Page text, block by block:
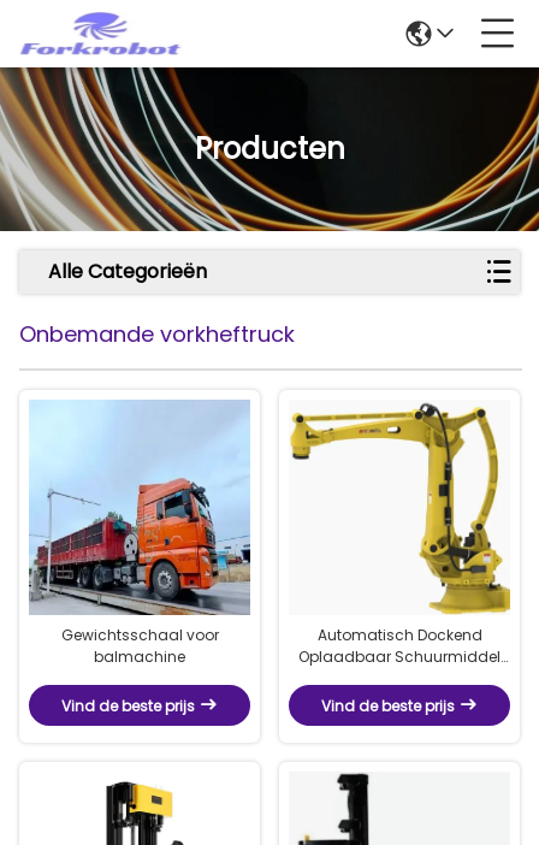
Producten
Alle Categorieën
Onbemande vorkheftruck
Gewichtsschaal voor
balmachine
Vind de beste prijs
Automatisch Dockend
Oplaadbaar Schuurmiddel
Geautomatiseerd Systeem
voor Consistente Ontbraam-
Vind de beste prijs